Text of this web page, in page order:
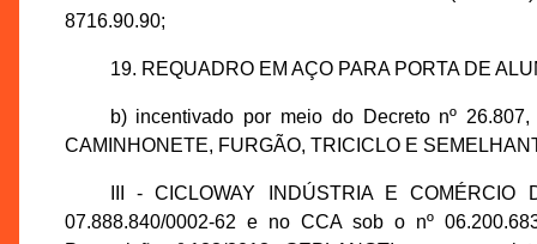
8716.90.90;
19. REQUADRO EM AÇO PARA PORTA DE
b) incentivado por meio do Decreto nº
CAMINHONETE, FURGÃO, TRICICLO E
III - CICLOWAY INDÚSTRIA E
07.888.840/0002-62 e no CCA sob o nº